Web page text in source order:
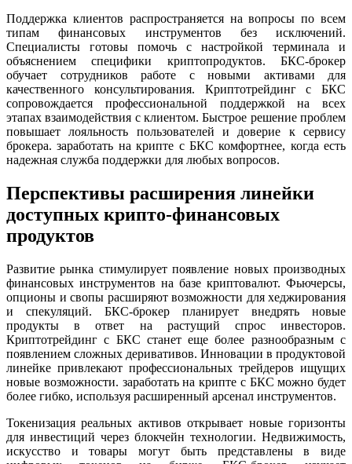
Поддержка клиентов распространяется на вопросы по всем
типам финансовых инструментов без исключений.
Специалисты готовы помочь с настройкой терминала и
объяснением специфики криптопродуктов. БКС-брокер
обучает сотрудников работе с новыми активами для
качественного консультирования. Криптотрейдинг с БКС
сопровождается профессиональной поддержкой на всех
этапах взаимодействия с клиентом. Быстрое решение проблем
повышает лояльность пользователей и доверие к сервису
брокера. заработать на крипте с БКС комфортнее, когда есть
надежная служба поддержки для любых вопросов.
Перспективы расширения линейки
доступных крипто-финансовых
продуктов
Развитие рынка стимулирует появление новых производных
финансовых инструментов на базе криптовалют. Фьючерсы,
опционы и свопы расширяют возможности для хеджирования
и спекуляций. БКС-брокер планирует внедрять новые
продукты в ответ на растущий спрос инвесторов.
Криптотрейдинг с БКС станет еще более разнообразным с
появлением сложных деривативов. Инновации в продуктовой
линейке привлекают профессиональных трейдеров ищущих
новые возможности. заработать на крипте с БКС можно будет
более гибко, используя расширенный арсенал инструментов.
Токенизация реальных активов открывает новые горизонты
для инвестиций через блокчейн технологии. Недвижимость,
искусство и товары могут быть представлены в виде